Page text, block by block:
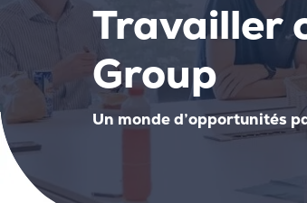
Travailler
Group
Un monde d’opportunités